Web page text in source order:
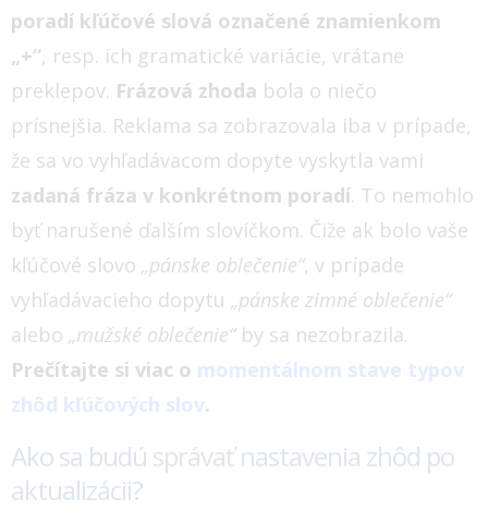
poradí kľúčové slová označené znamienkom
„+“, resp. ich gramatické variácie, vrátane
preklepov. Frázová zhoda bola o niečo
prísnejšia. Reklama sa zobrazovala iba v prípade,
že sa vo vyhľadávacom dopyte vyskytla vami
zadaná fráza v konkrétnom poradí. To nemohlo
byť narušené ďalším slovíčkom. Čiže ak bolo vaše
kľúčové slovo „pánske oblečenie“, v prípade
vyhľadávacieho dopytu „pánske zimné oblečenie“
alebo „mužské oblečenie“ by sa nezobrazila.
Prečítajte si viac o momentálnom stave typov
zhôd kľúčových slov.
Ako sa budú správať nastavenia zhôd po
aktualizácii?